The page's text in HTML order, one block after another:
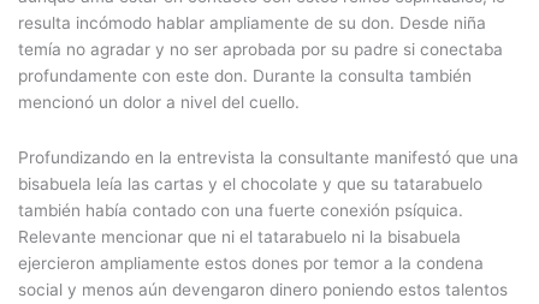
resulta incómodo hablar ampliamente de su don. Desde niña
temía no agradar y no ser aprobada por su padre si conectaba
profundamente con este don. Durante la consulta también
mencionó un dolor a nivel del cuello.
Profundizando en la entrevista la consultante manifestó que una
bisabuela leía las cartas y el chocolate y que su tatarabuelo
también había contado con una fuerte conexión psíquica.
Relevante mencionar que ni el tatarabuelo ni la bisabuela
ejercieron ampliamente estos dones por temor a la condena
social y menos aún devengaron dinero poniendo estos talentos